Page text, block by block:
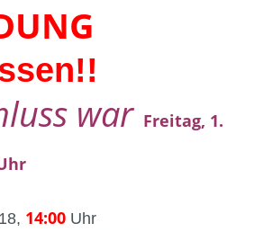
war Freitag, 1.
14:00 Uhr